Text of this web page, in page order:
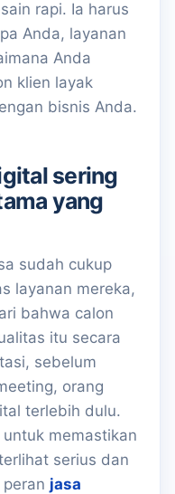
rapi. Ia harus
Anda, layanan
Anda
klien layak
bisnis Anda.
sering
yang
sudah cukup
layanan mereka,
bahwa calon
itu secara
sebelum
orang
terlebih dulu.
memastikan
serius dan
jasa